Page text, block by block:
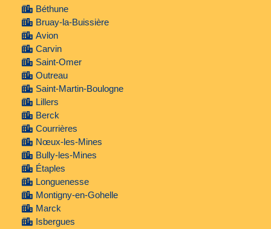
Béthune
Bruay-la-Buissière
Avion
Carvin
Saint-Omer
Outreau
Saint-Martin-Boulogne
Lillers
Berck
Courrières
Nœux-les-Mines
Bully-les-Mines
Étaples
Longuenesse
Montigny-en-Gohelle
Marck
Isbergues